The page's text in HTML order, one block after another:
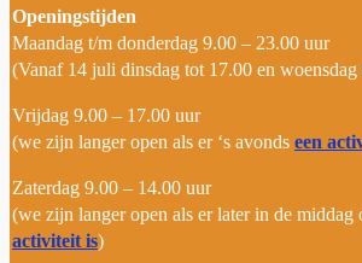
Openingstijden
Maandag t/m donderdag 9.00 – 23.00 uur
(Vanaf 14 juli dinsdag tot 17.00 en
Vrijdag 9.00 – 17.00 uur
(we zijn langer open als er ‘s avonds een
Zaterdag 9.00 – 14.00 uur
(we zijn langer open als er later in de middag
activiteit is)